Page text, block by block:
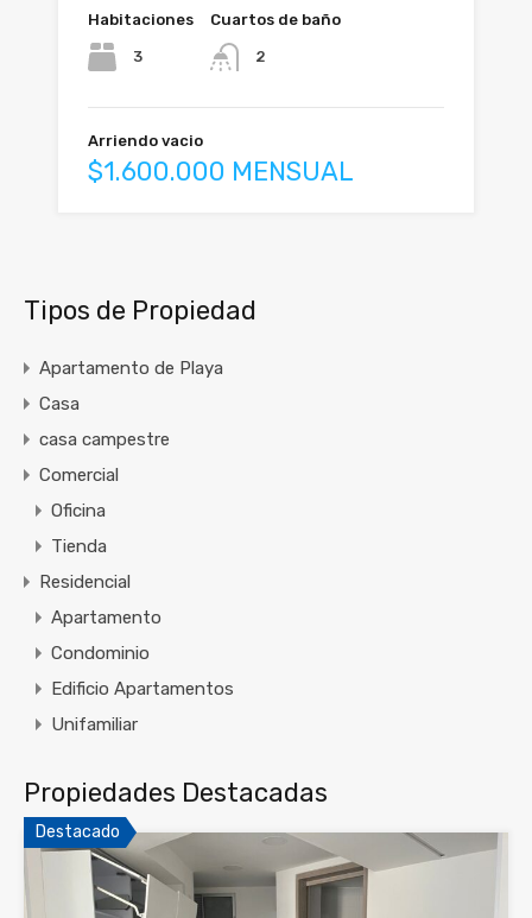
Habitaciones
3
Cuartos de baño
2
Arriendo vacio
$1.600.000 MENSUAL
Tipos de Propiedad
Apartamento de Playa
Casa
casa campestre
Comercial
Oficina
Tienda
Residencial
Apartamento
Condominio
Edificio Apartamentos
Unifamiliar
Propiedades Destacadas
Destacado